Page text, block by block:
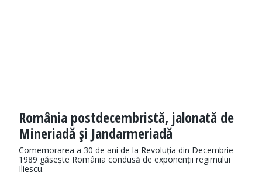
România postdecembristă, jalonată de
Mineriadă şi Jandarmeriadă
Comemorarea a 30 de ani de la Revoluția din Decembrie
1989 găsește România condusă de exponenții regimului
Iliescu.